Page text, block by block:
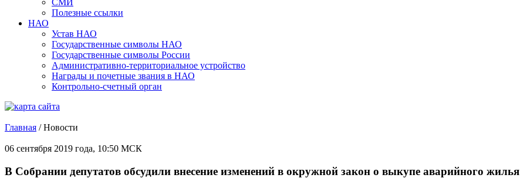
СМИ
Полезные ссылки
НАО
Устав НАО
Государственные символы НАО
Государственные символы России
Административно-территориальное устройство
Награды и почетные звания в НАО
Контрольно-счетный орган
Главная /Новости
06 сентября 2019 года, 10:50 МСК
В Собрании депутатов обсудили внесение изменений в окружной закон о выкупе аварийного жилья